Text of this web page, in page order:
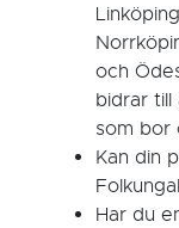
och
bidrar
som bor
Kan din
Har du